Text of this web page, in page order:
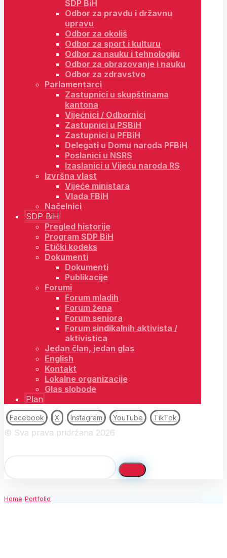
SDP BiH
Odbor za pravdu i državnu
upravu
Odbor za okoliš
Odbor za sport i kulturu
Odbor za nauku i tehnologiju
Odbor za obrazovanje i nauku
Odbor za zdravstvo
Parlamentarci
Zastupnici u skupštinama
kantona
Vijećnici / Odbornici
Zastupnici u PSBiH
Zastupnici u PFBiH
Delegati u Domu naroda PFBiH
Poslanici u NSRS
Izaslanici u Vijeću naroda RS
Izvršna vlast
Vijeće ministara
Vlada FBiH
Načelnici
SDP BiH
Pregled historije
Program SDP BiH
Etički kodeks
Dokumenti
Dokumenti
Publikacije
Forumi
Forum mladih
Forum žena
Forum seniora
Forum sindikalnih aktivista /
aktivistica
Jedan član, jedan glas
English
Kontakt
Lokalne organizacije
Glas slobode
Plan
Facebook X Instagram YouTube TikTok
© Sva prava pridržana 2026
Home Portfolio